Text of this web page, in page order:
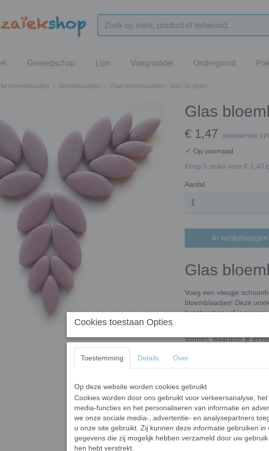
Gereedschap Lijm Voegmiddel Ondergrond
bloemblaadjes › Bloemblaadjes › Glas bloemblaadjes - lilac; 50 gram
Glas
€ 1,47 (inclusief btw
✓ Op voorraad
Koop 5 stuks voor € 1,40
Aantal
In winkelwagen
Glas
Voeg een vleugje
bloemblaadjes! Deze
kunstwerken, of je nu
Onze glas
vormen, waardoor je
delicate pasteltinten tot
ontwerp.
De mix heeft
en 21 mm lang en
Dikte 5 mm.
50 gram bevat
afmetingen.
Cookies toestaan Opties
Toestemming Details Over
Op deze website worden cookies gebruikt
Cookies worden door ons gebruikt voor verkeersanalyse,
media-functies en het personaliseren van informatie en
we onze sociale media-, advertentie- en analysepartners
u onze site gebruikt. Zij kunnen deze informatie gebruiken in
gegevens die zij mogelijk hebben verzameld door uw
hen hebt verstrekt.